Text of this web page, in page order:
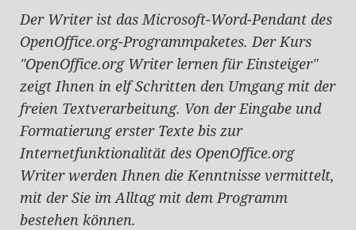
Der Writer ist das Microsoft-Word-Pendant des
OpenOffice.org-Programmpaketes. Der Kurs
"OpenOffice.org Writer lernen für Einsteiger"
zeigt Ihnen in elf Schritten den Umgang mit der
freien Textverarbeitung. Von der Eingabe und
Formatierung erster Texte bis zur
Internetfunktionalität des OpenOffice.org
Writer werden Ihnen die Kenntnisse vermittelt,
mit der Sie im Alltag mit dem Programm
bestehen können.